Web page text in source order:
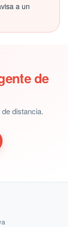
a un
de
distancia.